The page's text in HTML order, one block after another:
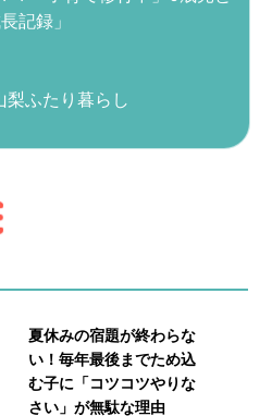
記録」
梨ふたり暮らし
夏休みの宿題が終わらな
い！毎年最後までため込
む子に「コツコツやりな
さい」が無駄な理由